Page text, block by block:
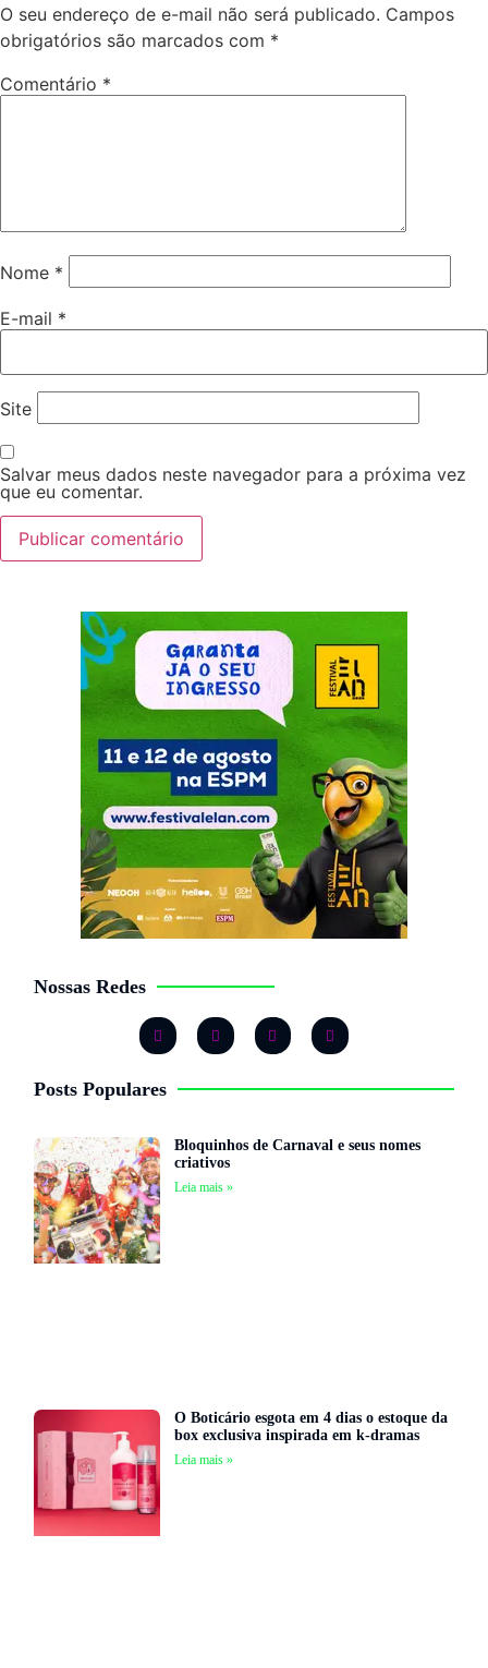
O seu endereço de e-mail não será publicado. Campos
obrigatórios são marcados com *
Comentário *
Nome *
E-mail *
Site
Salvar meus dados neste navegador para a próxima vez
que eu comentar.
Nossas Redes
Posts Populares
Bloquinhos de Carnaval e seus nomes
criativos
Leia mais »
O Boticário esgota em 4 dias o estoque da
box exclusiva inspirada em k-dramas
Leia mais »